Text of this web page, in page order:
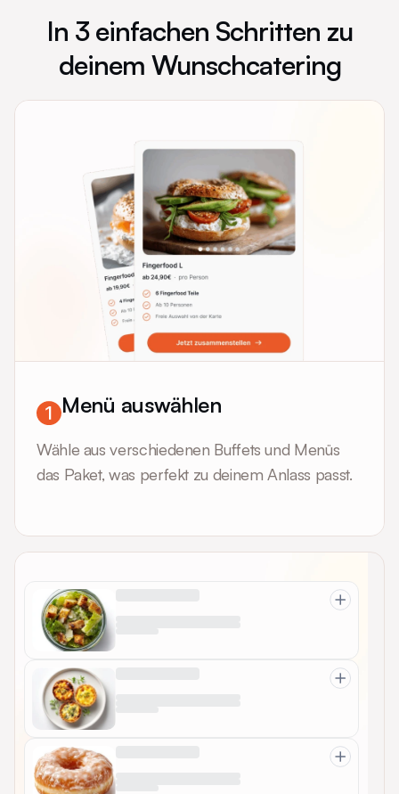
In 3 einfachen Schritten zu
deinem Wunschcatering
Menü auswählen
Wähle aus verschiedenen Buffets und Menüs
das Paket, was perfekt zu deinem Anlass passt.